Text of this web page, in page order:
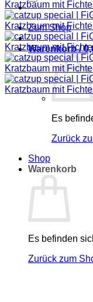
Zum Shop
Warenkorb /
Es
Zurück
Shop
Warenkorb
Es befinden
Zurück zum